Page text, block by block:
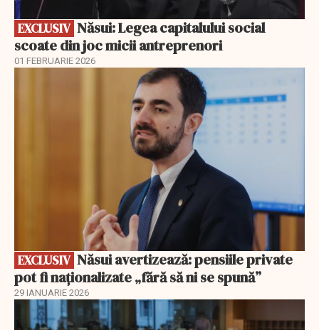
EXCLUSIV
scoate din joc micii antreprenori
01 FEBRUARIE 2026
EXCLUSIV
pot fi naționalizate „fără să ni se spună”
29 IANUARIE 2026